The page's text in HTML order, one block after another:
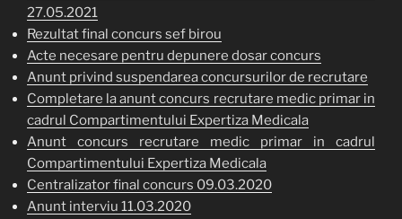
27.05.2021
Rezultat final concurs sef birou
Acte necesare pentru depunere dosar concurs
Anunt privind suspendarea concursurilor de recrutare
Completare la anunt concurs recrutare medic primar in
cadrul Compartimentului Expertiza Medicala
Anunt concurs recrutare medic primar in cadrul
Compartimentului Expertiza Medicala
Centralizator final concurs 09.03.2020
Anunt interviu 11.03.2020